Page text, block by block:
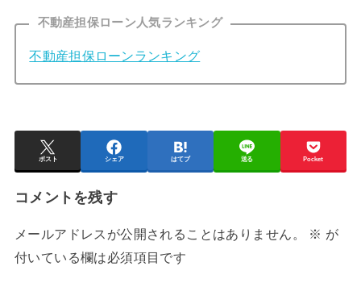
不動産担保ローン人気ランキング
不動産担保ローンランキング
ポスト シェア はてブ 送る Pocket
コメントを残す
メールアドレスが公開されることはありません。 ※ が
付いている欄は必須項目です